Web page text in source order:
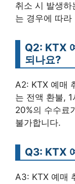
취소 시 발생
는 경우에 따라
Q2: KTX
되나요?
A2: KTX 예매
는 전액 환불,
20%의 수수료
불가합니다.
Q3: KTX
A3: KTX 예매